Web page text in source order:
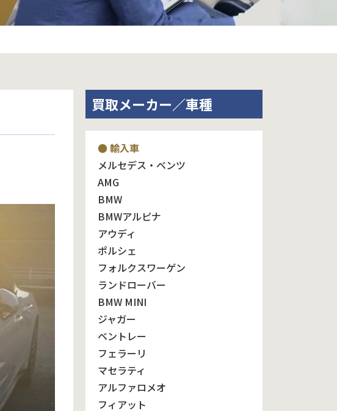
買取メーカー／車種
● 輸入車
メルセデス・ベンツ
AMG
BMW
BMWアルピナ
アウディ
ポルシェ
フォルクスワーゲン
ランドローバー
BMW MINI
ジャガー
ベントレー
フェラーリ
マセラティ
アルファロメオ
フィアット